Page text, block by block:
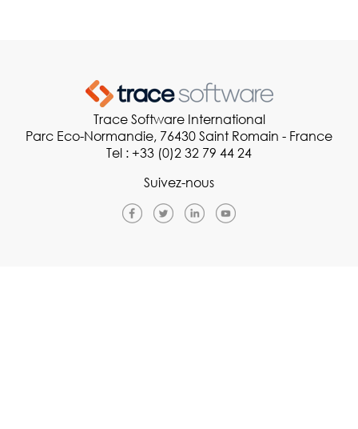
Trace Software International
Parc Eco-Normandie, 76430 Saint Romain - France
Tel : +33 (0)2 32 79 44 24
Suivez-nous